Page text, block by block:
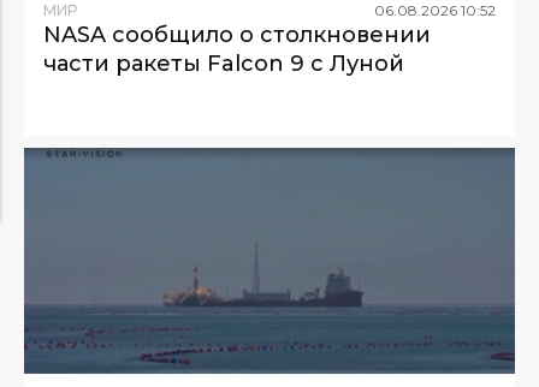
МИР 06.08.2026 10:52
NASA сообщило о столкновении
части ракеты Falcon 9 с Луной